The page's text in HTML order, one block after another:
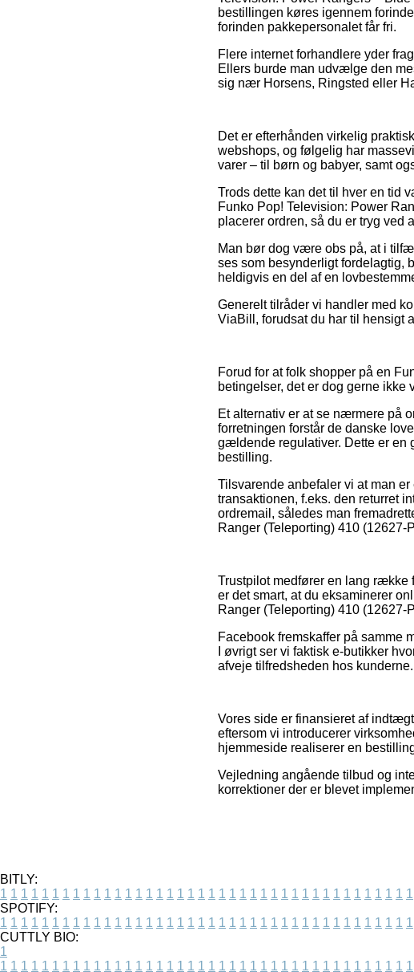
bestillingen køres igennem
forinden pakkepersonalet får fri.
Flere internet forhandlere yder
Ellers burde man udvælge den
sig nær Horsens, Ringsted eller
Det er efterhånden virkelig
webshops, og følgelig har
varer – til børn og babyer, samt
Trods dette kan det til hver en tid
Funko Pop! Television: Power
placerer ordren, så du er tryg ved
Man bør dog være obs på, at i
ses som besynderligt fordelagtig,
heldigvis en del af en
Generelt tilråder vi handler med
ViaBill, forudsat du har til hensigt
Forud for at folk shopper på en
betingelser, det er dog gerne ikke
Et alternativ er at se nærmere på
forretningen forstår de danske
gældende regulativer. Dette er en
bestilling.
Tilsvarende anbefaler vi at man
transaktionen, f.eks. den returret
ordremail, således man
Ranger (Teleporting) 410
Trustpilot medfører en lang række
er det smart, at du eksaminerer
Ranger (Teleporting) 410 (12627-
Facebook fremskaffer på samme
I øvrigt ser vi faktisk e-butikker
afveje tilfredsheden hos kunderne.
Vores side er finansieret af
eftersom vi introducerer
hjemmeside realiserer en
Vejledning angående tilbud og
korrektioner der er blevet
BITLY:
1 1 1 1 1 1 1 1 1 1 1 1 1 1 1 1 1 1 1 1 1 1 1 1 1 1 1 1 1 1 1 1 1 1 1 1 1 1 1 1
SPOTIFY:
1 1 1 1 1 1 1 1 1 1 1 1 1 1 1 1 1 1 1 1 1 1 1 1 1 1 1 1 1 1 1 1 1 1 1 1 1 1 1 1
CUTTLY BIO:
1
1 1 1 1 1 1 1 1 1 1 1 1 1 1 1 1 1 1 1 1 1 1 1 1 1 1 1 1 1 1 1 1 1 1 1 1 1 1 1 1